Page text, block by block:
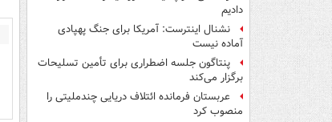
دادیم
نشنال اینترست: آمریکا برای جنگ پهپادی
آماده نیست
پنتاگون جلسه اضطراری برای تأمین تسلیحات
برگزار می‌کند
عربستان فرمانده ائتلاف دریایی چندملیتی را
منصوب کرد